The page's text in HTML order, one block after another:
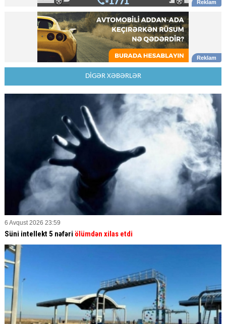
DİGƏR XƏBƏRLƏR
6 Avqust 2026 23:59
Süni intellekt 5 nəfəri ölümdən xilas etdi